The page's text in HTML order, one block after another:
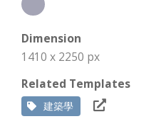
Dimension
1410 x 2250 px
Related Templates
建築學